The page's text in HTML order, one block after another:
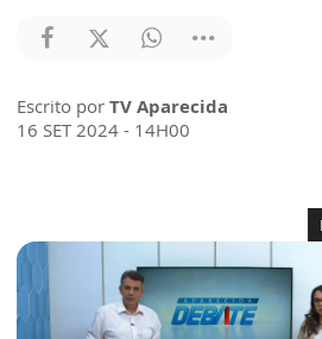
Escrito por TV Aparecida
16 SET 2024 - 14H00